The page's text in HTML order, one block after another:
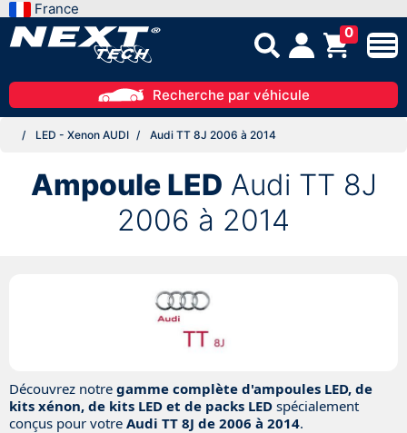
France
0
Recherche par véhicule
LED - Xenon AUDI Audi TT 8J 2006 à 2014
Ampoule LED Audi TT 8J
2006 à 2014
Découvrez notre gamme complète d'ampoules LED, de
kits xénon, de kits LED et de packs LED spécialement
conçus pour votre Audi TT 8J de 2006 à 2014.